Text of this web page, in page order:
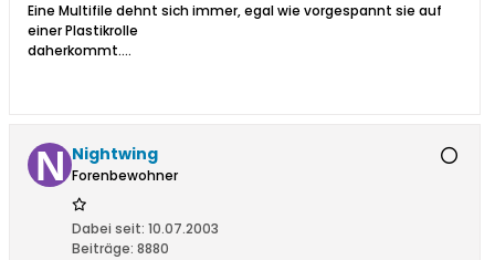
Eine Multifile dehnt sich immer, egal wie vorgespannt sie auf
einer Plastikrolle
daherkommt....
Nightwing
Forenbewohner
Dabei seit: 10.07.2003
Beiträge: 8880